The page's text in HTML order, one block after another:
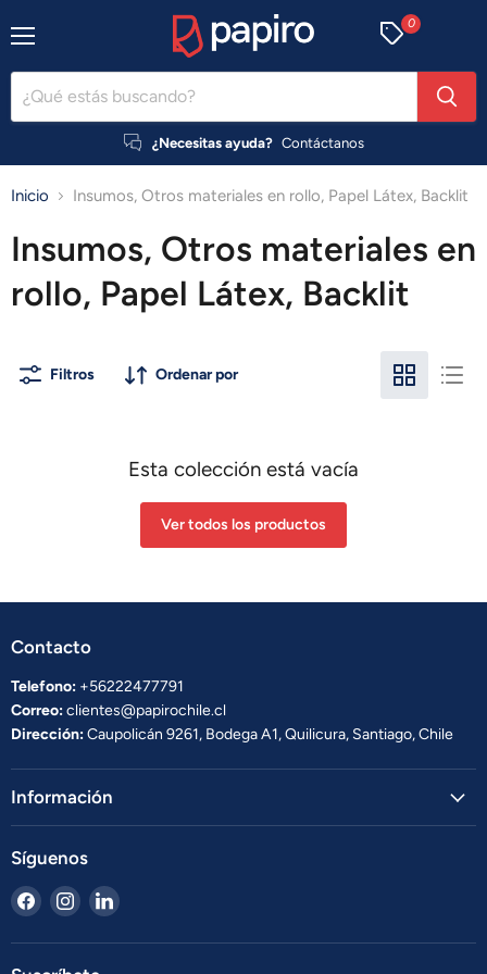
¿Necesitas ayuda? Contáctanos
0
Inicio Insumos, Otros materiales en rollo, Papel Látex, Backlit
Insumos, Otros materiales en
rollo, Papel Látex, Backlit
Filtros Ordenar por
Esta colección está vacía
Ver todos los productos
Contacto
Telefono: +56222477791
Correo:clientes@papirochile.cl
Dirección:Caupolicán 9261, Bodega A1, Quilicura, Santiago, Chile
Información
Síguenos
Encuéntrenos
en
Facebook
Encuéntrenos
en
Instagram
Encuéntrenos
LinkedIn